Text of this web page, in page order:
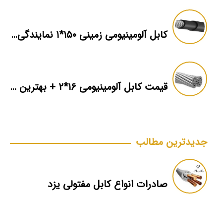
کابل آلومینیومی زمینی ۱۵۰*۱ نمایندگی فروش
قیمت کابل آلومینیومی ۱۶*۲ + بهترین برند بازار + اطلاعات فنی
جدیدترین مطالب
صادرات انواع کابل مفتولی یزد